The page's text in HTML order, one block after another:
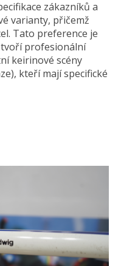
zákazníků a
varianty, přičemž
Tato preference je
profesionální
keirinové scény
kteří mají specifické